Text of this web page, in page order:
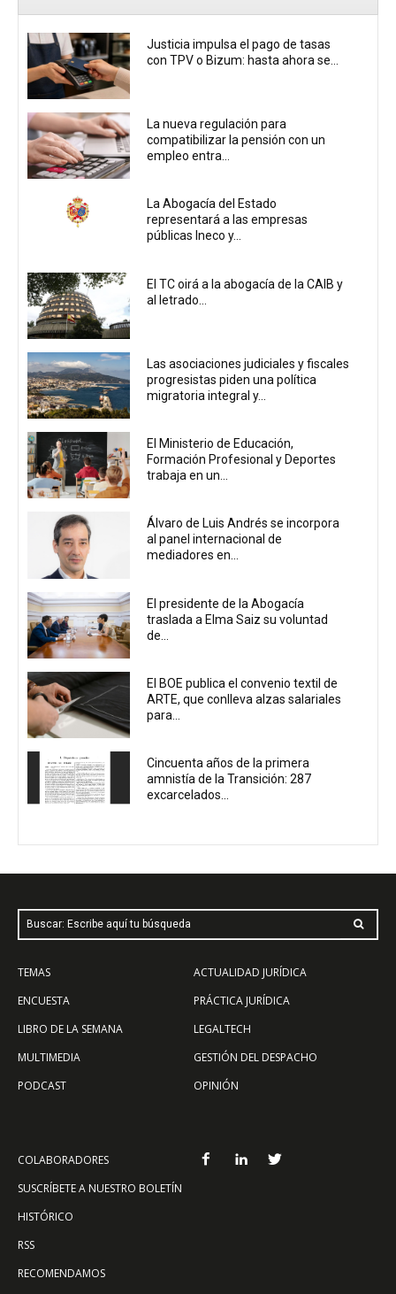
Justicia impulsa el pago de tasas
con TPV o Bizum: hasta ahora se...
La nueva regulación para
compatibilizar la pensión con un
empleo entra...
La Abogacía del Estado
representará a las empresas
públicas Ineco y...
El TC oirá a la abogacía de la CAIB y
al letrado...
Las asociaciones judiciales y fiscales
progresistas piden una política
migratoria integral y...
El Ministerio de Educación,
Formación Profesional y Deportes
trabaja en un...
Álvaro de Luis Andrés se incorpora
al panel internacional de
mediadores en...
El presidente de la Abogacía
traslada a Elma Saiz su voluntad
de...
El BOE publica el convenio textil de
ARTE, que conlleva alzas salariales
para...
Cincuenta años de la primera
amnistía de la Transición: 287
excarcelados...
Buscar: Escribe aquí tu búsqueda
TEMAS
ENCUESTA
LIBRO DE LA SEMANA
MULTIMEDIA
PODCAST
ACTUALIDAD JURÍDICA
PRÁCTICA JURÍDICA
LEGALTECH
GESTIÓN DEL DESPACHO
OPINIÓN
COLABORADORES
SUSCRÍBETE A NUESTRO BOLETÍN
HISTÓRICO
RSS
RECOMENDAMOS